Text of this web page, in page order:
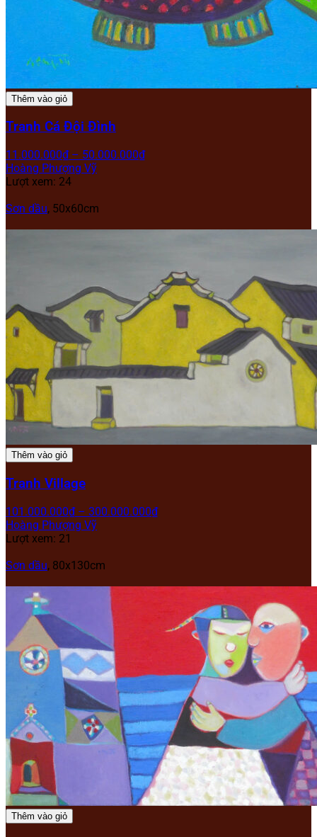
Thêm vào giỏ
Tranh Cá Đội Đình
11.000.000₫ – 50.000.000₫
Hoàng Phượng Vỹ
Lượt xem: 24
Sơn dầu, 50x60cm
Thêm vào giỏ
Tranh Village
101.000.000₫ – 300.000.000₫
Hoàng Phượng Vỹ
Lượt xem: 21
Sơn dầu, 80x130cm
Thêm vào giỏ